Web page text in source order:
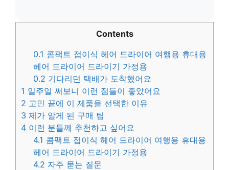
Contents
0.1 콤팩트 접이식 헤어 드라이어 여행용 휴대용
헤어 드라이어 드라이기 가정용
0.2 기다리던 택배가 도착했어요
1 일주일 써보니 이런 점들이 좋았어요
2 고민 끝에 이 제품을 선택한 이유
3 제가 알게 된 구매 팁
4 이런 분들께 추천하고 싶어요
4.1 콤팩트 접이식 헤어 드라이어 여행용 휴대용
헤어 드라이어 드라이기 가정용
4.2 자주 묻는 질문